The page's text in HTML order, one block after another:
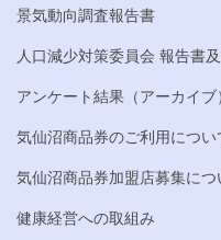
景気動向調査報告書
人口減少対策委員会 報告書
アンケート結果（アーカイブ
気仙沼商品券のご利用につい
気仙沼商品券加盟店募集につ
健康経営への取組み